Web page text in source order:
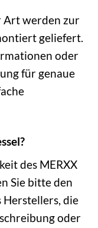
Art werden zur
geliefert.
oder
für genaue
des MERXX
Sie bitte den
Herstellers, die
oder